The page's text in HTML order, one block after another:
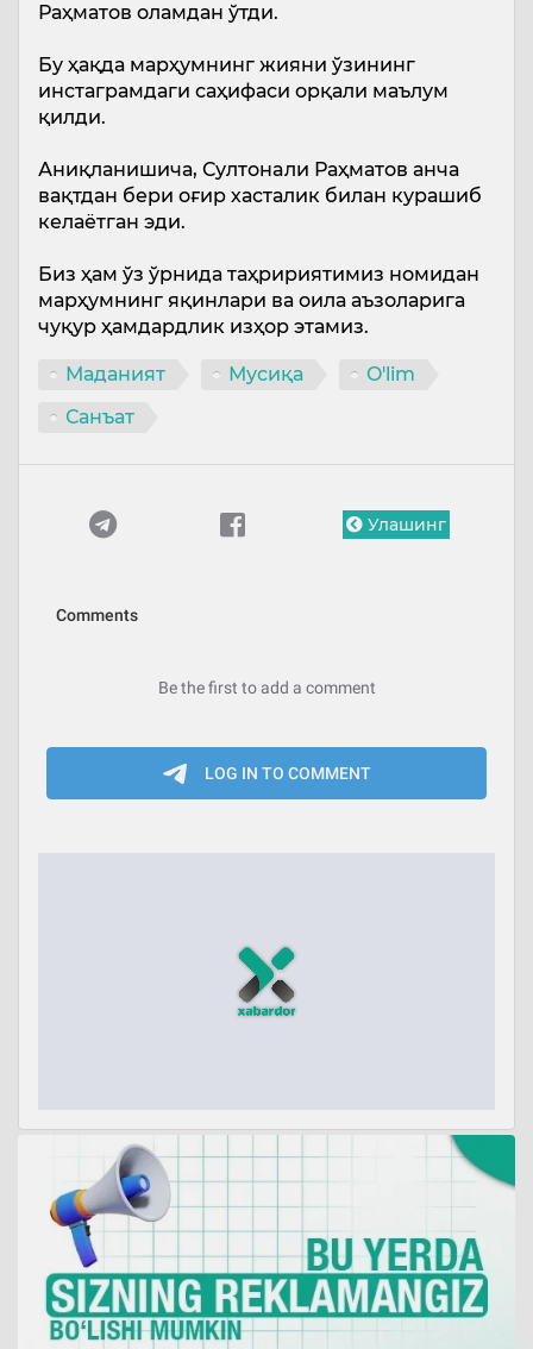
Раҳматов оламдан ўтди.
Бу ҳақда марҳумнинг жияни ўзининг
инстаграмдаги саҳифаси орқали маълум
қилди.
Аниқланишича, Султонaли Раҳматов анча
вақтдан бери оғир хасталик билан курашиб
келаётган эди.
Биз ҳам ўз ўрнида таҳририятимиз номидан
марҳумнинг яқинлари ва оила аъзоларига
чуқур ҳамдардлик изҳор этамиз.
Маданият Мусиқа
O'lim
Санъат
Улашинг